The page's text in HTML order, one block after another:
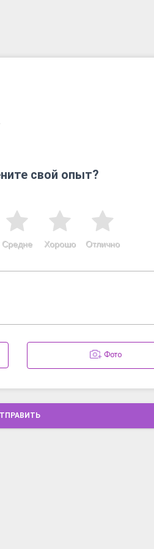
свой опыт?
Отлично
Хорошо
Средне
Фото